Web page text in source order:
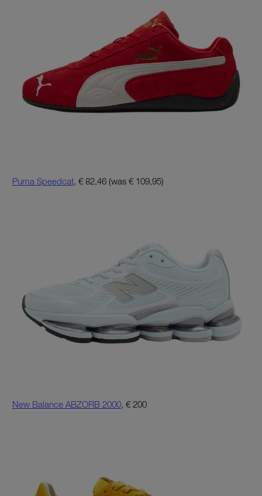
Puma Speedcat, € 82,46 (was € 109,95)
New Balance ABZORB 2000, € 200